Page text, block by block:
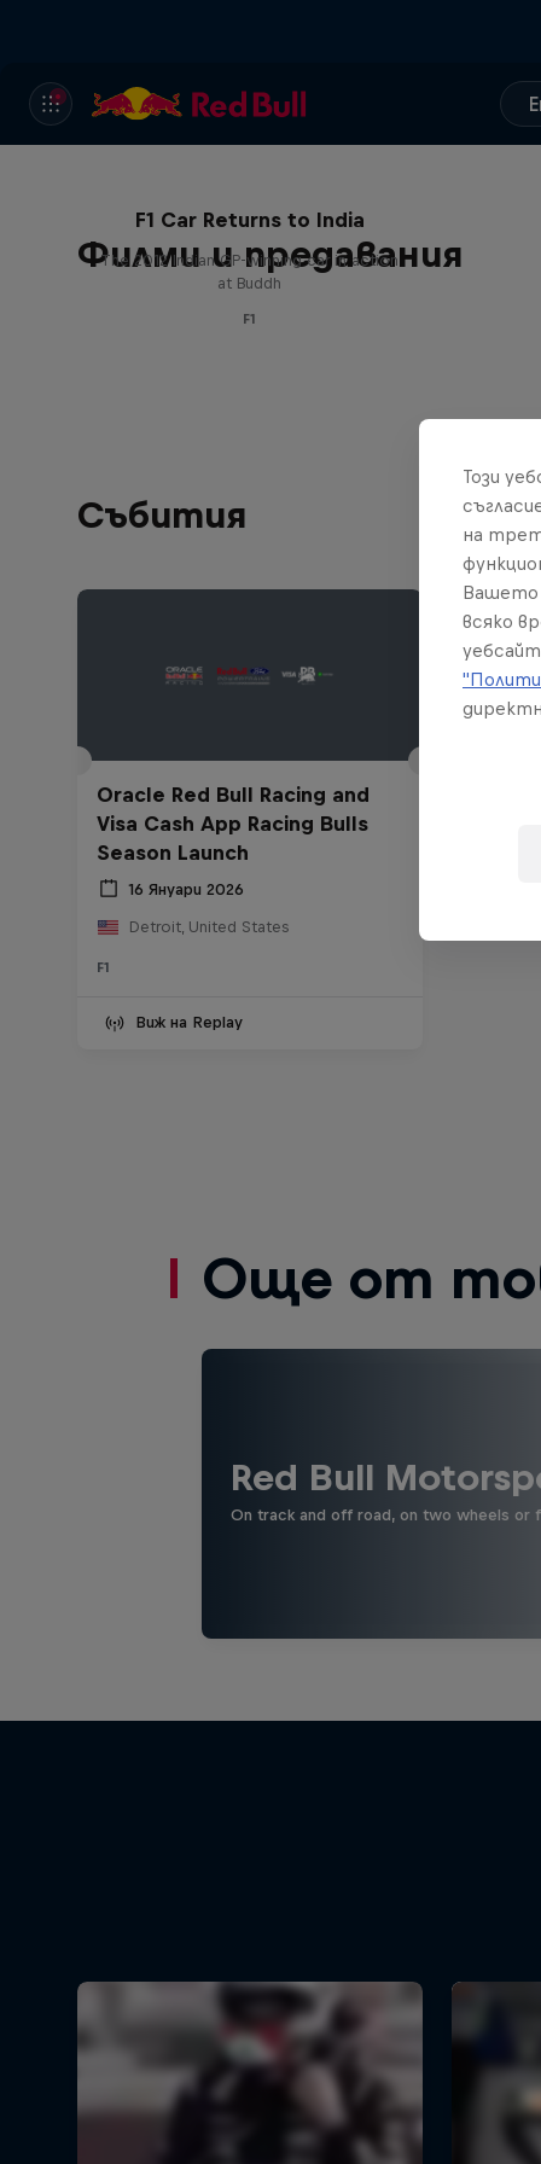
Филми и предавания
F1 Car Returns to India
The 2012 Indian GP-winning car in action
at Buddh
F1
Събития
Oracle Red Bull Racing and
Visa Cash App Racing Bulls
Season Launch
16 Януари 2026
Detroit, United States
F1
Виж на Replay
Още от
Red Bull
On track and off road, on two wheels
Този
на
Вашето
всяко